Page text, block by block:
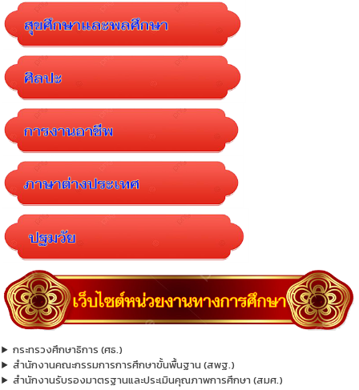
กระทรวงศึกษาธิการ (ศธ.)
สำนักงานคณะกรรมการการศึกษาขั้นพื้นฐาน (สพฐ.)
สำนักงานรับรองมาตรฐานและประเมินคุณภาพการศึกษา (สมศ.)